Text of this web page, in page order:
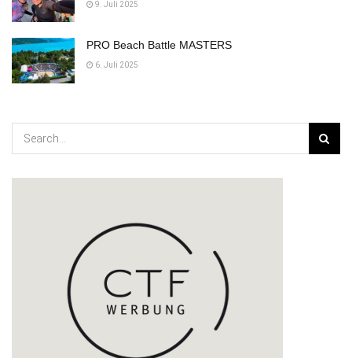
9. Juli 2025
PRO Beach Battle MASTERS
6. Juli 2025